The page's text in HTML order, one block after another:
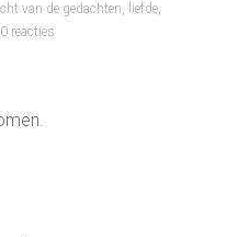
van de gedachten, liefde,
0 reacties